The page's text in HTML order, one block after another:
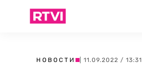
НОВОСТИ | 11.09.2022 / 13:31